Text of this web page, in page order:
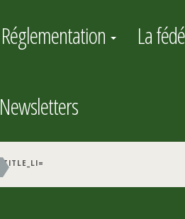
Réglementation La
Newsletters
TITLE_LI=